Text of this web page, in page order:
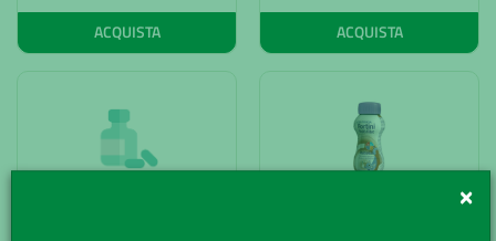
ACQUISTA ACQUISTA
×